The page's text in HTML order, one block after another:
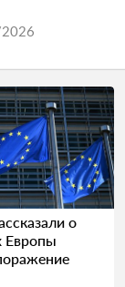
о
Европы